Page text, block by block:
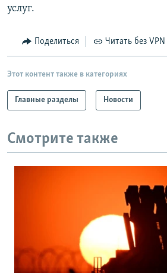
услуг.
Поделиться Читать без VPN
Этот контент также в категориях
Главные разделы Новости
Смотрите также